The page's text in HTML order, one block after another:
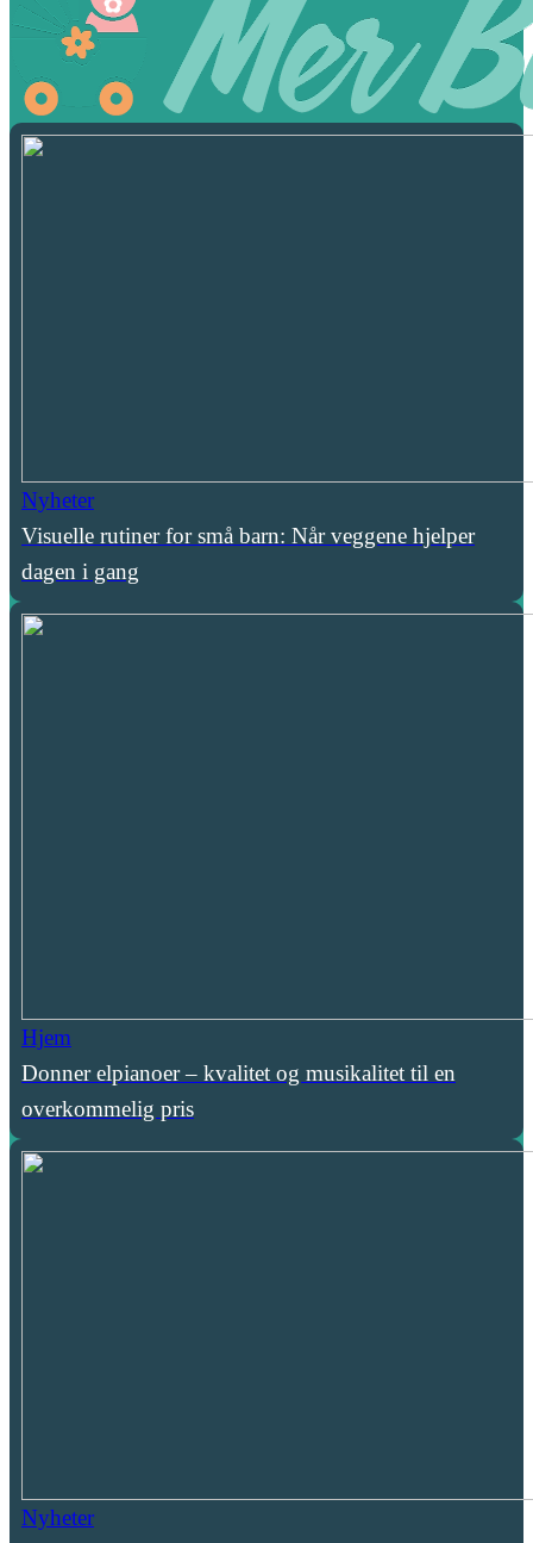
Nyheter
Visuelle rutiner for små barn: Når veggene hjelper
dagen i gang
Hjem
Donner elpianoer – kvalitet og musikalitet til en
overkommelig pris
Nyheter